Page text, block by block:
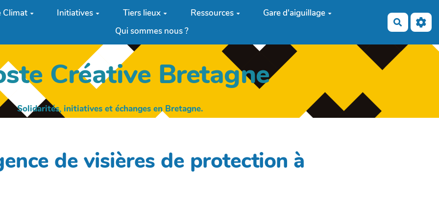
Climat Initiatives Tiers lieux Ressources
Gare d'aiguillage
Qui sommes nous ?
Créative Bretagne
Solidarités, initiatives et échanges en Bretagne.
de visières de protection à